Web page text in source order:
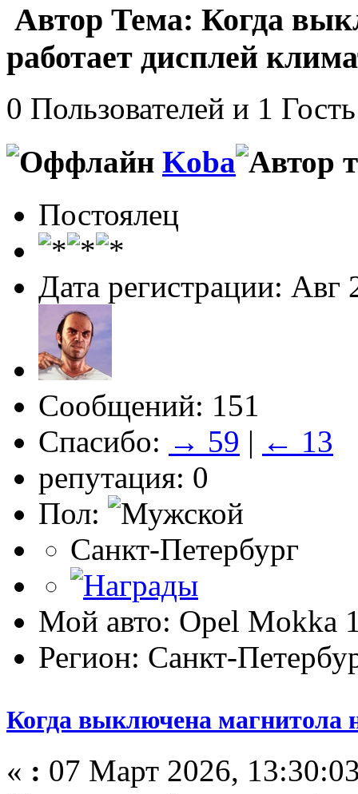
Автор Тема: Когда
работает дисплей
0 Пользователей и 1
Koba
Постоялец
Дата регистрации: Авг
Сообщений: 151
Спасибо: → 59 | ← 13
репутация: 0
Пол:
Санкт-Петербург
Мой авто: Opel Mokka
Регион: Санкт-
Когда выключена магнитола
« : 07 Март 2026,